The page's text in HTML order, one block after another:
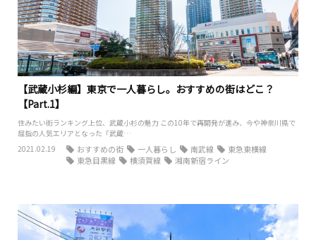
【武蔵小杉編】東京で一人暮らし。おすすめの街はどこ？
【Part.1】
住みたい街ランキング上位、武蔵小杉の魅力 この10年で再開発が進み、今や神奈川県で
屈指の人気エリアとなった「武蔵…
2021.02.19
おすすめの街 一人暮らし 南武線
東急東横線
東急目黒線
横須賀線 湘南新宿ライン